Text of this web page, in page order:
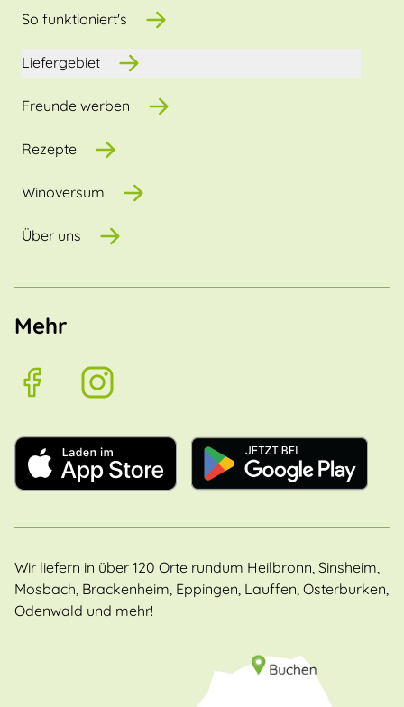
So funktioniert's
Liefergebiet
Freunde werben
Rezepte
Winoversum
Über uns
Mehr
Wir liefern in über 120 Orte rundum Heilbronn, Sinsheim,
Mosbach, Brackenheim, Eppingen, Lauffen, Osterburken,
Odenwald und mehr!